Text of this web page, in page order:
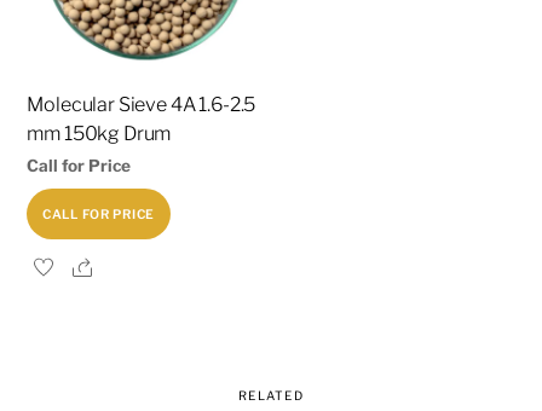
Molecular Sieve 4A 1.6-2.5
mm 150kg Drum
Call for Price
CALL FOR PRICE
Share
RELATED